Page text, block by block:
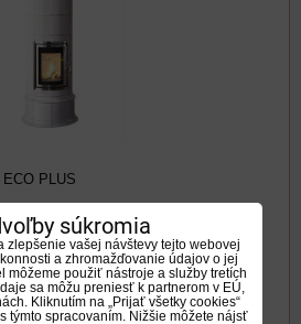
PLUS
súkromia
zlepšenie vašej návštevy tejto webovej
a zhromažďovanie údajov o jej
môžeme použiť nástroje a služby tretích
sa môžu preniesť k partnerom v EÚ,
Kliknutím na „Prijať všetky cookies“
týmto spracovaním. Nižšie môžete nájsť